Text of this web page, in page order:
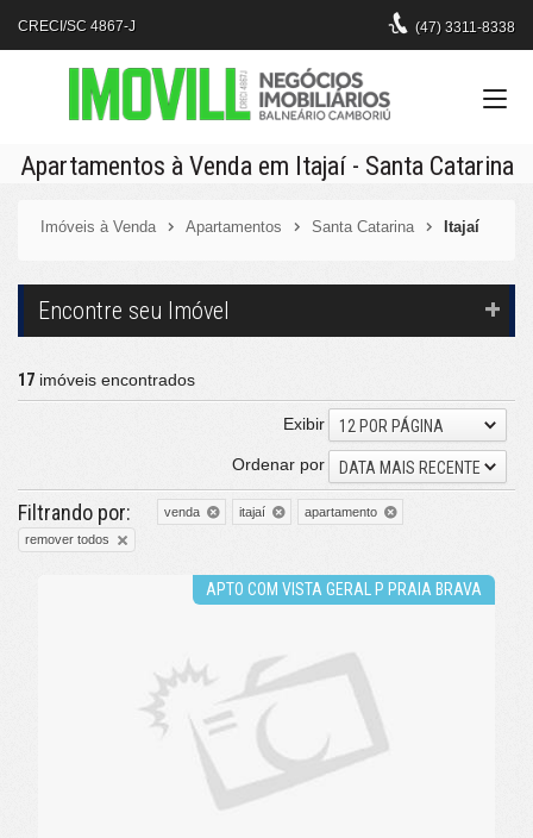
CRECI/SC 4867-J (47) 3311-8338
Apartamentos à Venda em Itajaí - Santa Catarina
Imóveis à Venda Apartamentos Santa Catarina Itajaí
Encontre seu Imóvel
17 imóveis encontrados
Exibir
12 POR PÁGINA
Ordenar por
DATA MAIS RECENTE
Filtrando por: venda itajaí
apartamento
remover todos
APTO COM VISTA GERAL P PRAIA BRAVA